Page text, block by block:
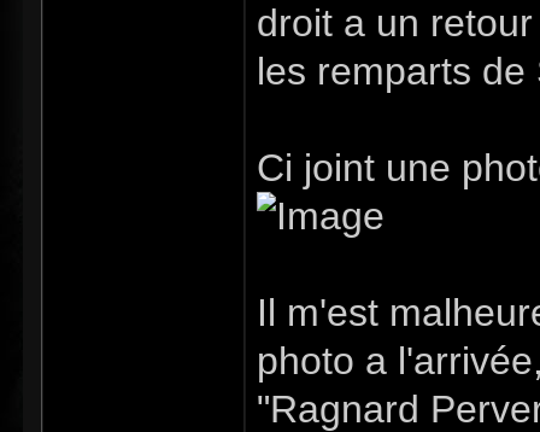
droit a un
les remparts de
Ci joint une
Il m'est
photo a
"Ragnard